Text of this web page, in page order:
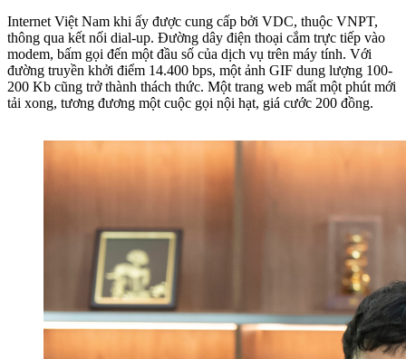
Internet Việt Nam khi ấy được cung cấp bởi VDC, thuộc VNPT,
thông qua kết nối dial-up. Đường dây điện thoại cắm trực tiếp vào
modem, bấm gọi đến một đầu số của dịch vụ trên máy tính. Với
đường truyền khởi điểm 14.400 bps, một ảnh GIF dung lượng 100-
200 Kb cũng trở thành thách thức. Một trang web mất một phút mới
tải xong, tương đương một cuộc gọi nội hạt, giá cước 200 đồng.